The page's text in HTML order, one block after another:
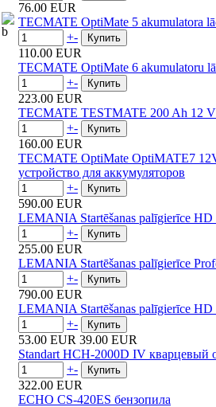
76.00 EUR
TECMATE OptiMate 5 akumulatora
+-
110.00 EUR
TECMATE OptiMate 6 akumulatoru
+-
223.00 EUR
TECMATE TESTMATE 200 Ah 12 V
+-
160.00 EUR
TECMATE OptiMate OptiMATE7
устройство для аккумуляторов
+-
590.00 EUR
LEMANIA Startēšanas palīgierīce
+-
255.00 EUR
LEMANIA Startēšanas palīgierīce
+-
790.00 EUR
LEMANIA Startēšanas palīgierīce
+-
53.00 EUR 39.00 EUR
Standart HCH-2000D IV кварцевый
+-
322.00 EUR
ECHO CS-420ES бензопила